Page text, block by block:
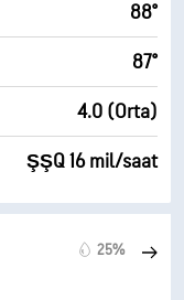
88°
87°
4.0 (Orta)
ŞŞQ 16 mil/saat
25%